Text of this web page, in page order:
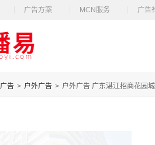
广告方案 MCN服务 广告
广告 > 户外广告 > 户外广告 广东湛江招商花园